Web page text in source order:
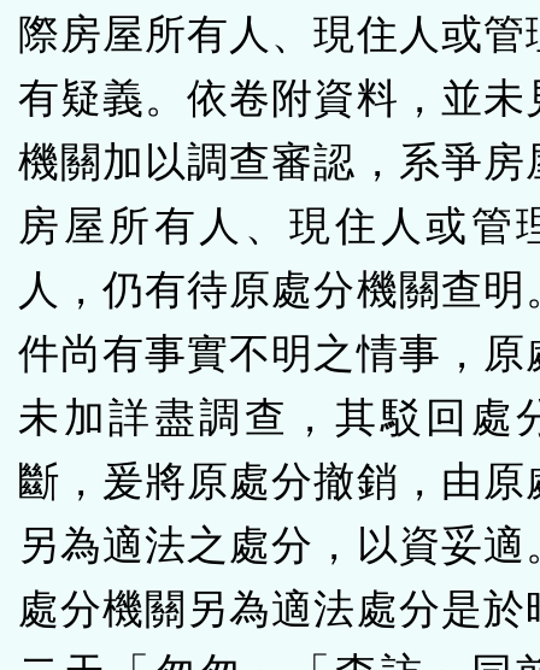
際房屋所有人、現住人或管
有疑義。依卷附資料，並未
機關加以調查審認，系爭房
房屋所有人、現住人或管
人，仍有待原處分機關查明
件尚有事實不明之情事，原
未加詳盡調查，其駁回處
斷，爰將原處分撤銷，由原
另為適法之處分，以資妥適
處分機關另為適法處分是於